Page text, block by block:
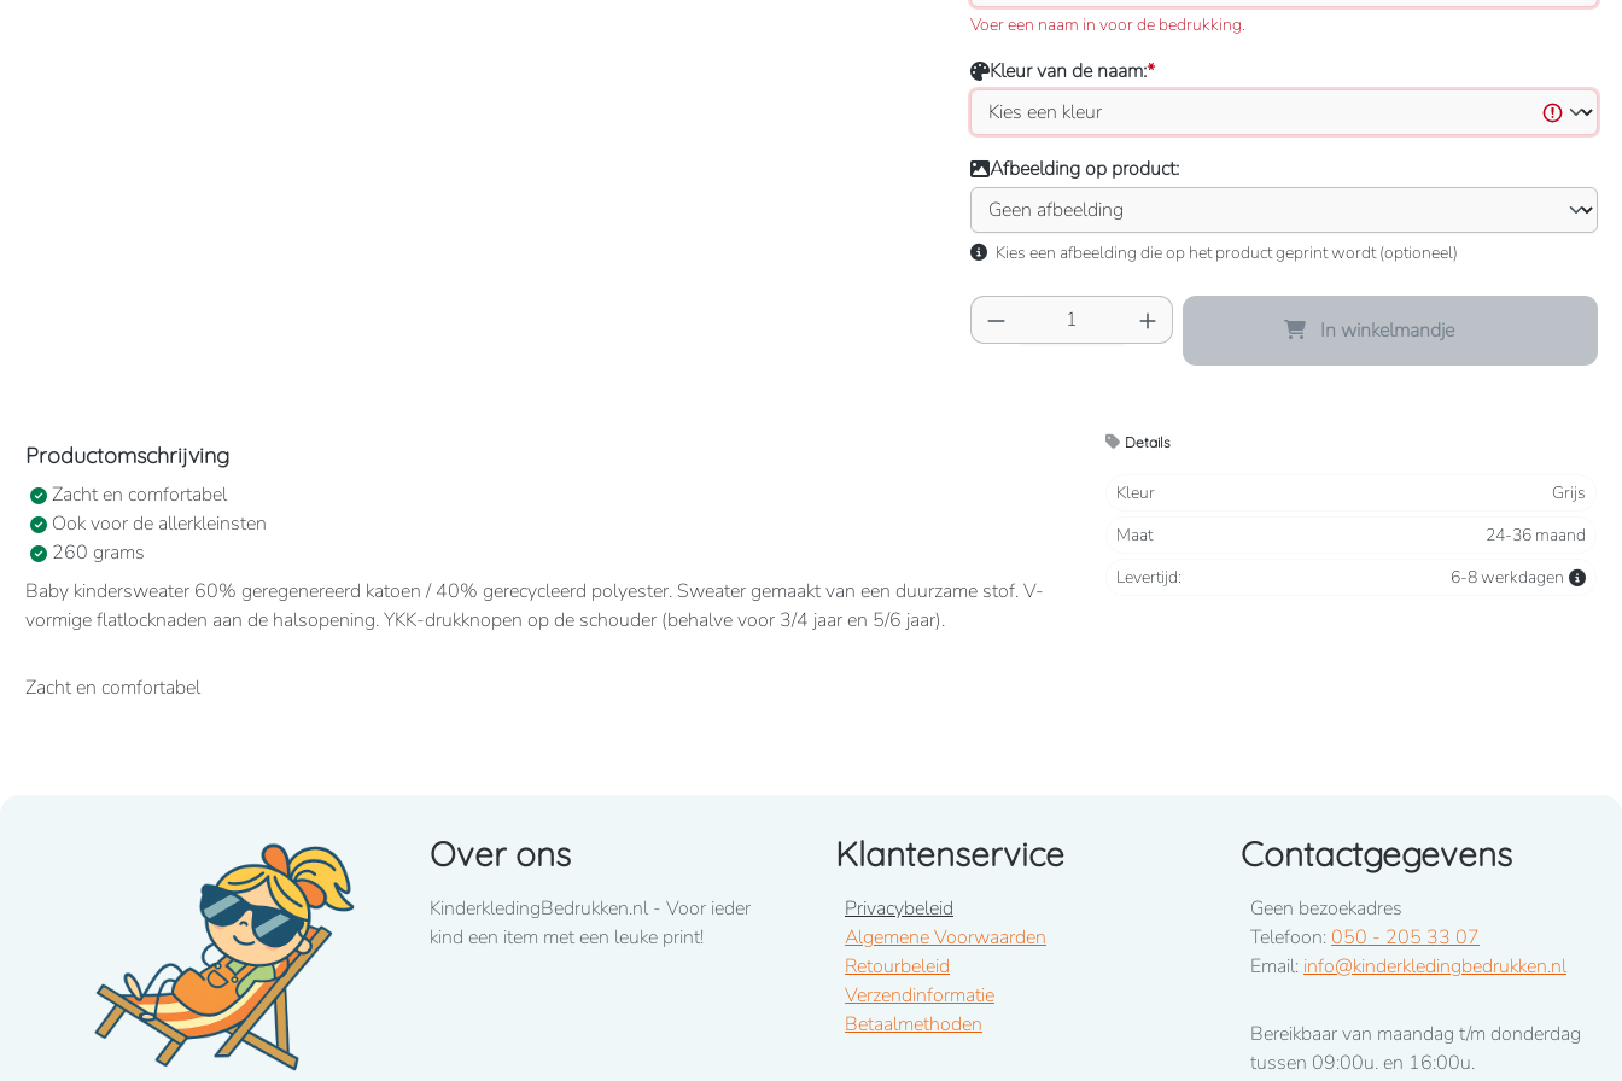
Voer een naam in voor de bedrukking.
Kleur van de naam:*
Afbeelding op product:
Kies een afbeelding die op het product geprint wordt (optioneel)
Producthoeveelheid: Voer de gewenste
In winkelmandje
Productomschrijving
Zacht en comfortabel
Ook voor de allerkleinsten
260 grams
Baby kindersweater 60% geregenereerd katoen / 40% gerecycleerd polyester. Sweater gemaakt van een duurzame stof. V-
vormige flatlocknaden aan de halsopening. YKK-drukknopen op de schouder (behalve voor 3/4 jaar en 5/6 jaar).
Zacht en comfortabel
Details
Kleur
Grijs
Maat
24-36 maand
Levertijd:
6-8 werkdagen
Over ons
KinderkledingBedrukken.nl - Voor ieder
kind een item met een leuke print!
Klantenservice
Privacybeleid
Algemene Voorwaarden
Retourbeleid
Verzendinformatie
Betaalmethoden
Contactgegevens
Geen bezoekadres
Telefoon: 050 - 205 33 07
Email: info@kinderkledingbedrukken.nl
Bereikbaar van maandag t/m donderdag
tussen 09:00u. en 16:00u.